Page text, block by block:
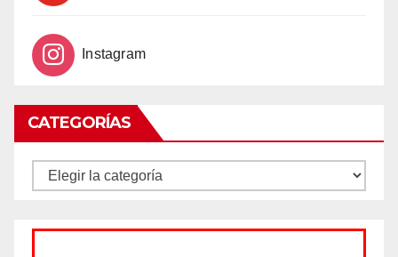
Instagram
CATEGORÍAS
CATEGORÍAS